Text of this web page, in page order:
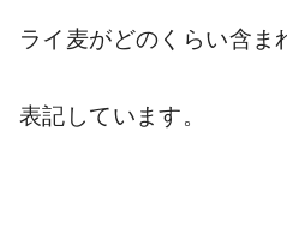
ライ麦がどのくらい含ま
表記しています。